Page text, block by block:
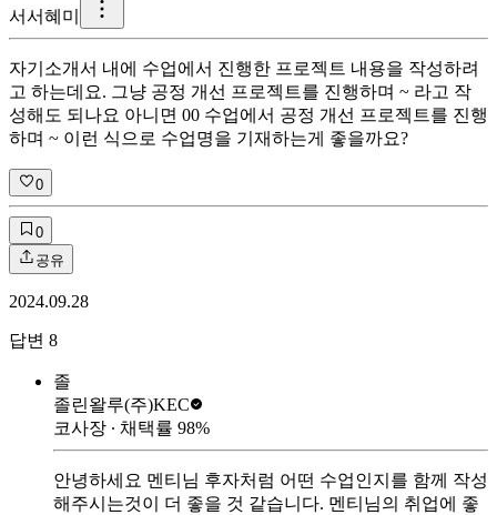
서서혜미
자기소개서 내에 수업에서 진행한 프로젝트 내용을 작성하려
고 하는데요. 그냥 공정 개선 프로젝트를 진행하며 ~ 라고 작
성해도 되나요 아니면 00 수업에서 공정 개선 프로젝트를 진행
하며 ~ 이런 식으로 수업명을 기재하는게 좋을까요?
0
0
공유
2024.09.28
답변 8
졸
졸린왈루(주)KEC
코사장 ∙ 채택률 98%
안녕하세요 멘티님 후자처럼 어떤 수업인지를 함께 작성
해주시는것이 더 좋을 것 같습니다. 멘티님의 취업에 좋